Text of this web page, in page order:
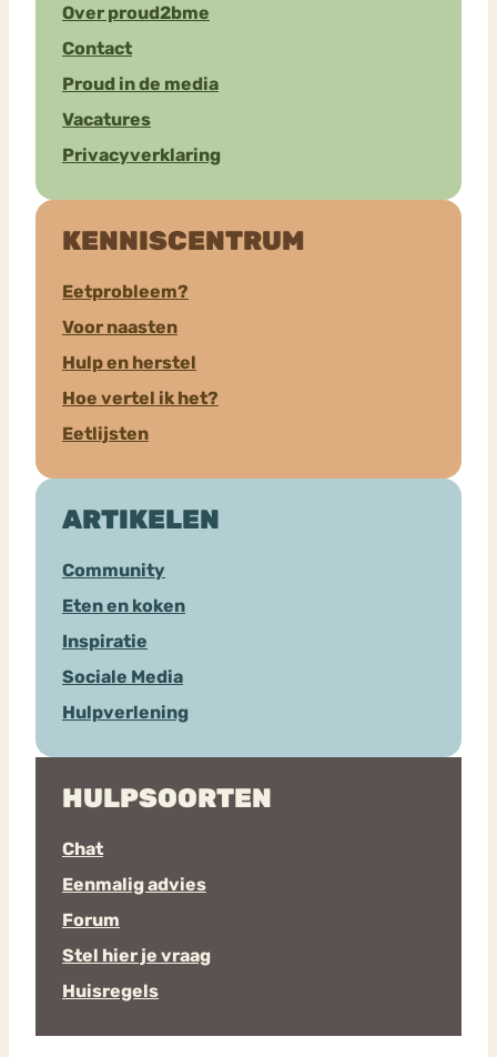
Over proud2bme
Contact
Proud in de media
Vacatures
Privacyverklaring
KENNISCENTRUM
Eetprobleem?
Voor naasten
Hulp en herstel
Hoe vertel ik het?
Eetlijsten
ARTIKELEN
Community
Eten en koken
Inspiratie
Sociale Media
Hulpverlening
HULPSOORTEN
Chat
Eenmalig advies
Forum
Stel hier je vraag
Huisregels